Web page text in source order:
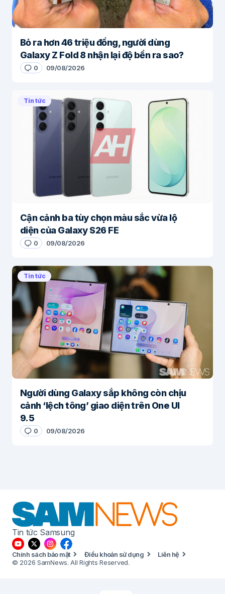
Bỏ ra hơn 46 triệu đồng, người dùng
Galaxy Z Fold 8 nhận lại độ bền ra sao?
0 09/08/2026
Tin tức
Cận cảnh ba tùy chọn màu sắc vừa lộ
diện của Galaxy S26 FE
0 09/08/2026
Tin tức
Người dùng Galaxy sắp không còn chịu
cảnh ‘lệch tông’ giao diện trên One UI
9.5
0 09/08/2026
Tin tức Samsung
Chính sách bảo mật Điều khoản sử dụng
Liên hệ
© 2026 SamNews. All Rights Reserved.